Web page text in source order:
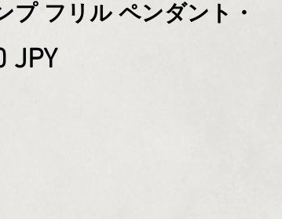
プ フリル ペンダント・
JPYPrix